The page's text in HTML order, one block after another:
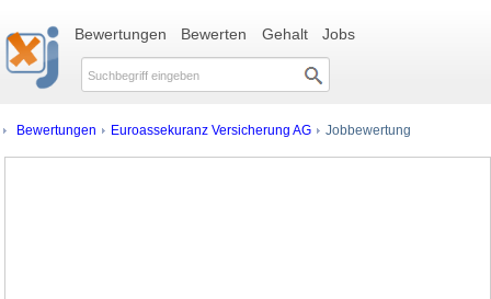
Bewertungen Bewerten Gehalt Jobs
Bewertungen Euroassekuranz Versicherung AG Jobbewertung